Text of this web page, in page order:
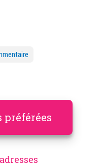
préférées